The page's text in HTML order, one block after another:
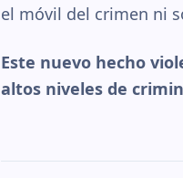
el móvil del crimen ni
Este nuevo hecho
altos niveles de